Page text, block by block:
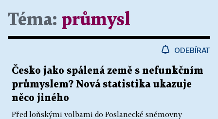
Téma: průmysl
ODEBÍRAT
Česko jako spálená země s nefunkčním
průmyslem? Nová statistika ukazuje
něco jiného
Před loňskými volbami do Poslanecké sněmovny